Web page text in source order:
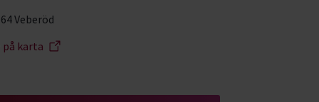
Veberöd
på karta